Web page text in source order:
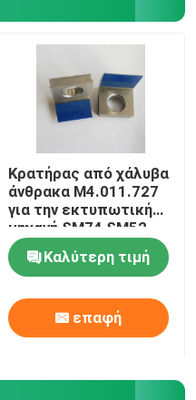
Κρατήρας από χάλυβα
άνθρακα M4.011.727
για την εκτυπωτική
μηχανή SM74 SM52
Καλύτερη τιμή
επαφή